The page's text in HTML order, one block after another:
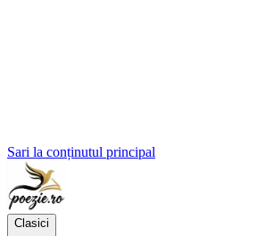
Sari la conținutul principal
Clasici